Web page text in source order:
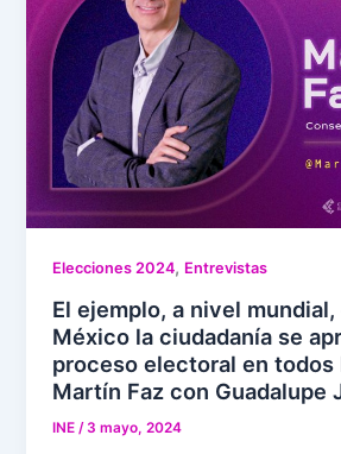
Elecciones 2024, Entrevistas
El ejemplo, a nivel mundial,
México la ciudadanía se
proceso electoral en todos
Martín Faz con Guadalupe
INE/3 mayo, 2024